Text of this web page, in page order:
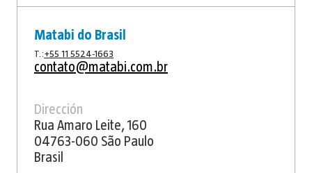
Matabi do Brasil
T.:+55 11 5524-1663
contato@matabi.com.br
Dirección
Rua Amaro Leite, 160
04763-060 São Paulo
Brasil